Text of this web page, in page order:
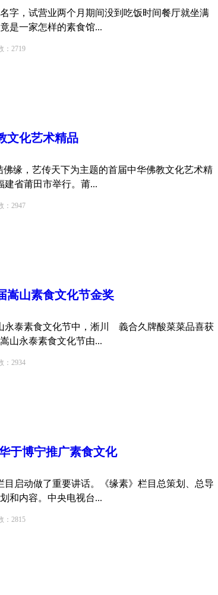
字，试营业两个月期间没到吃饭时间餐厅就坐满
是一家怎样的素食馆...
2719
文化艺术精品
佛缘，艺传天下为主题的首届中华佛教文化艺术精
建省莆田市举行。莆...
2947
嵩山素食文化节金奖
永泰素食文化节中，淅川 義合久牌酸菜菜品喜获
山永泰素食文化节由...
2934
于博宁推广素食文化
目启动做了重要讲话。《缘素》栏目总策划、总导
和内容。中央电视台...
2815